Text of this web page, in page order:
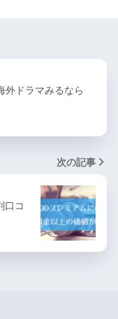
外ドラマみるなら
次の記事
口コ